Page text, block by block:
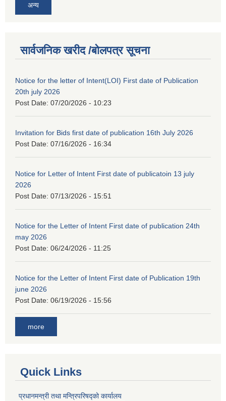
अन्य
सार्वजनिक खरीद /बोलपत्र सूचना
Notice for the letter of Intent(LOI) First date of Publication
20th july 2026
Post Date: 07/20/2026 - 10:23
Invitation for Bids first date of publication 16th July 2026
Post Date: 07/16/2026 - 16:34
Notice for Letter of Intent First date of publicatoin 13 july
2026
Post Date: 07/13/2026 - 15:51
Notice for the Letter of Intent First date of publication 24th
may 2026
Post Date: 06/24/2026 - 11:25
Notice for the Letter of Intent First date of Publication 19th
june 2026
Post Date: 06/19/2026 - 15:56
more
Quick Links
प्रधानमन्त्री तथा मन्त्रिपरिषद्को कार्यालय